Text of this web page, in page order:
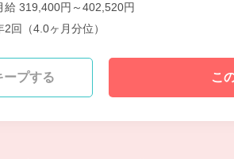
給 319,400円～402,520円
2回（4.0ヶ月分位）
ープする こ